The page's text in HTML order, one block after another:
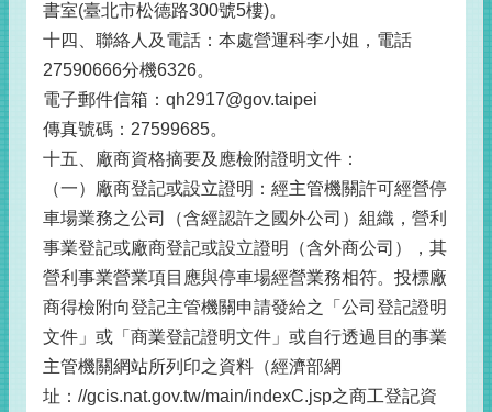
書室(臺北市松德路300號5樓)。
十四、聯絡人及電話：本處營運科李小姐，電話
27590666分機6326。
電子郵件信箱：qh2917@gov.taipei
傳真號碼：27599685。
十五、廠商資格摘要及應檢附證明文件：
（一）廠商登記或設立證明：經主管機關許可經營停
車場業務之公司（含經認許之國外公司）組織，營利
事業登記或廠商登記或設立證明（含外商公司），其
營利事業營業項目應與停車場經營業務相符。投標廠
商得檢附向登記主管機關申請發給之「公司登記證明
文件」或「商業登記證明文件」或自行透過目的事業
主管機關網站所列印之資料（經濟部網
址：//gcis.nat.gov.tw/main/indexC.jsp之商工登記資